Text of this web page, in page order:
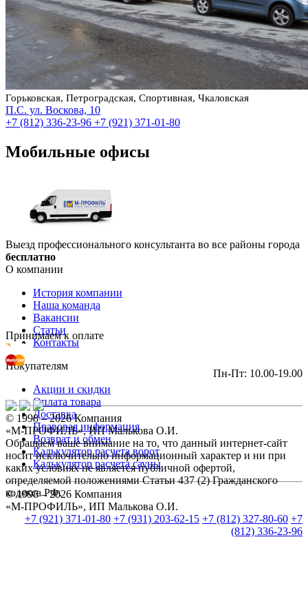
Горьковская, Петроградская, Спортивная, Чкаловская
П.С. ул. Воскова, 10
+7 (812) 336-23-96 +7 (921) 371-01-80
Мобильные офисы
Выезд профессионального консультанта во все районы города
бесплатно
О компании
История компании
Наша команда
Вакансии
Статьи
Контакты
Покупателям
Акции и скидки
Оплата товара
Доставка
Правовая информация
Возврат и обмен
Калькулятор расчета ворот
Калькулятор расчета сауны
© 1998 – 2026 Компания
«М-ПРОФИЛЬ», ИП Малькова О.И.
+7 (921) 371-01-80 +7 (931) 203-62-15 +7 (812) 327-80-60 +7
(812) 336-23-96
Принимаем к оплате
Пн-Пт: 10.00-19.00
© 1998 – 2026 Компания
«М-ПРОФИЛЬ», ИП Малькова О.И.
Обращаем ваше внимание на то, что данный интернет-сайт
носит исключительно информационный характер и ни при
каких условиях не является публичной офертой,
определяемой положениями Статьи 437 (2) Гражданского
кодекса РФ.